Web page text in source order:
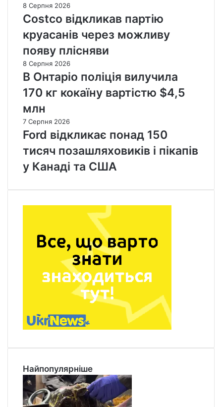
8 Серпня 2026
Costco відкликав партію
круасанів через можливу
появу плісняви
8 Серпня 2026
В Онтаріо поліція вилучила
170 кг кокаїну вартістю $4,5
млн
7 Серпня 2026
Ford відкликає понад 150
тисяч позашляховиків і пікапів
у Канаді та США
Найпопулярніше